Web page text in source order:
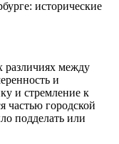
различиях между
и
и стремление к
частью городской
подделать или